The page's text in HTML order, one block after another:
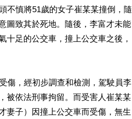
不慎將51歲的女子崔某某撞倒，隨
圖致其於死地。隨後，李富才未能
十足的公交車，撞上公交車之後，
傷，經初步調查和檢測，駕駛員李
被依法刑事拘留。而受害人崔某某
妻子）因撞上公交車而受傷，無生